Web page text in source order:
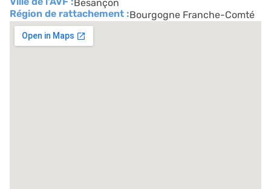
Besançon
Région de rattachement :Bourgogne Franche-Comté